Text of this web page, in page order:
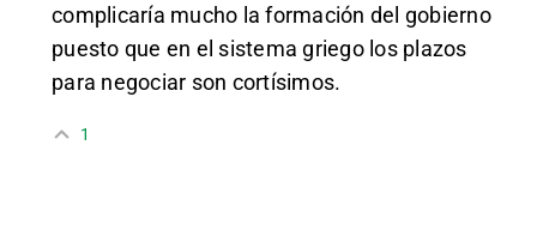
complicaría mucho la formación del gobierno
puesto que en el sistema griego los plazos
para negociar son cortísimos.
1